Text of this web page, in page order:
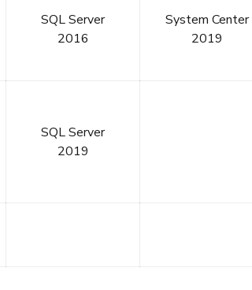
SQL Server
2016
System Center
2019
SQL Server
2019